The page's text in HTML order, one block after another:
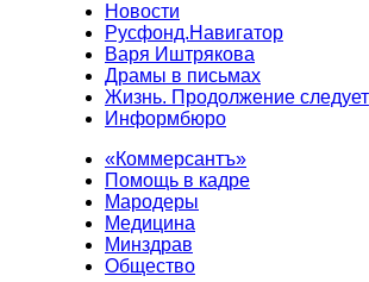
Новости
Русфонд.Навигатор
Варя Иштрякова
Драмы в письмах
Жизнь. Продолжение следует
Информбюро
«Коммерсантъ»
Помощь в кадре
Мародеры
Медицина
Минздрав
Общество